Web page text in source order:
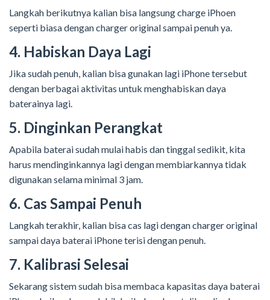
Langkah berikutnya kalian bisa langsung charge iPhoen
seperti biasa dengan charger original sampai penuh ya.
4. Habiskan Daya Lagi
Jika sudah penuh, kalian bisa gunakan lagi iPhone tersebut
dengan berbagai aktivitas untuk menghabiskan daya
baterainya lagi.
5. Dinginkan Perangkat
Apabila baterai sudah mulai habis dan tinggal sedikit, kita
harus mendinginkannya lagi dengan membiarkannya tidak
digunakan selama minimal 3 jam.
6. Cas Sampai Penuh
Langkah terakhir, kalian bisa cas lagi dengan charger original
sampai daya baterai iPhone terisi dengan penuh.
7. Kalibrasi Selesai
Sekarang sistem sudah bisa membaca kapasitas daya baterai